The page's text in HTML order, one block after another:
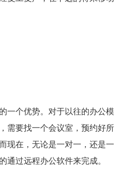
一个优势。对于以往的办公模
需要找一个会议室，预约好所
现在，无论是一对一，还是一
通过远程办公软件来完成。